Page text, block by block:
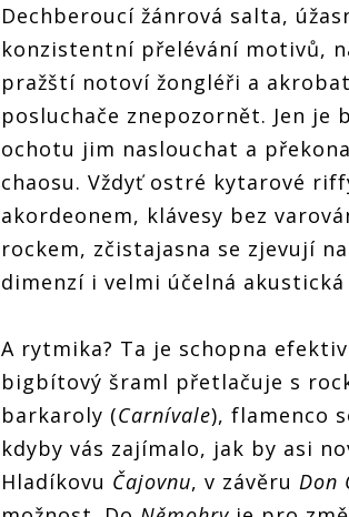
Dechberoucí žánrová salta,
konzistentní přelévání motivů,
pražští notoví žongléři a
posluchače znepozornět. Jen
ochotu jim naslouchat a
chaosu. Vždyť ostré kytarové
akordeonem, klávesy bez
rockem, zčistajasna se zjevují
dimenzí i velmi účelná
A rytmika? Ta je schopna
bigbítový šraml přetlačuje s
barkaroly (Carnívale), flamenco
kdyby vás zajímalo, jak by asi
Hladíkovu Čajovnu, v závěru Don